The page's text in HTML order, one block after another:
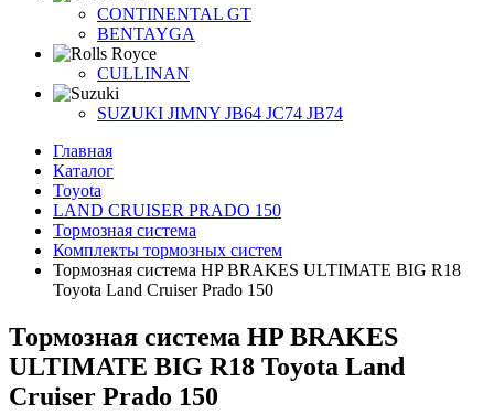
CONTINENTAL GT
BENTAYGA
CULLINAN
SUZUKI JIMNY JB64 JC74 JB74
Главная
Каталог
Toyota
LAND CRUISER PRADO 150
Тормозная система
Комплекты тормозных систем
Тормозная система HP BRAKES ULTIMATE BIG R18
Toyota Land Cruiser Prado 150
Тормозная система HP BRAKES
ULTIMATE BIG R18 Toyota Land
Cruiser Prado 150